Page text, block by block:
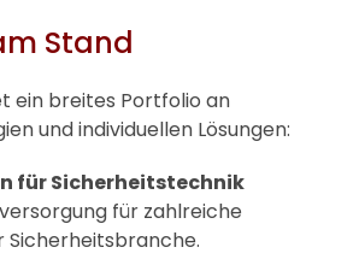
Stand
ein breites Portfolio an
und individuellen Lösungen:
für Sicherheitstechnik
für zahlreiche
Sicherheitsbranche.